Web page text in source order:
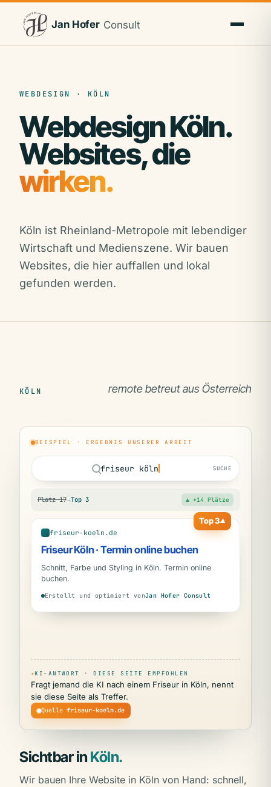
Jan Hofer Consult
WEBDESIGN · KÖLN
Webdesign Köln.
Websites, die
wirken.
Köln ist Rheinland-Metropole mit lebendiger
Wirtschaft und Medienszene. Wir bauen
Websites, die hier auffallen und lokal
gefunden werden.
KÖLN remote betreut aus Österreich
BEISPIEL · ERGEBNIS UNSERER ARBEIT
friseur köln SUCHE
Platz 17→Top 3 ▲ +14 Plätze
Top 3▲
friseur-koeln.de
Friseur Köln · Termin online buchen
Schnitt, Farbe und Styling in Köln. Termin online
buchen.
Erstellt und optimiert vonJan Hofer Consult
✦KI-ANTWORT · DIESE SEITE EMPFOHLEN
Fragt jemand die KI nach einem Friseur in Köln, nennt
sie diese Seite als Treffer.
Quelle friseur-koeln.de
Sichtbar inKöln.
Wir bauen Ihre Website in Köln von Hand: schnell,